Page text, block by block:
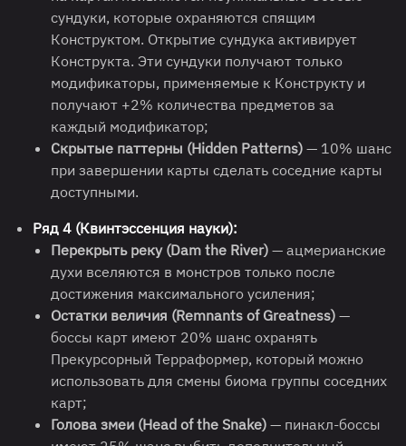
сундуки, которые охраняются спящим
Конструктом. Открытие сундука активирует
Конструкта. Эти сундуки получают только
модификаторы, применяемые к Конструкту и
получают +2% количества предметов за
каждый модификатор;
Скрытые паттерны (Hidden Patterns) — 10% шанс
при завершении карты сделать соседние карты
доступными.
Ряд 4 (Квинтэссенция науки):
Перекрыть реку (Dam the River) — ацмерианские
духи вселяются в монстров только после
достижения максимального усиления;
Остатки величия (Remnants of Greatness) —
боссы карт имеют 20% шанс охранять
Прекурсорный Терраформер, который можно
использовать для смены биома группы соседних
карт;
Голова змеи (Head of the Snake) — пинакл-боссы